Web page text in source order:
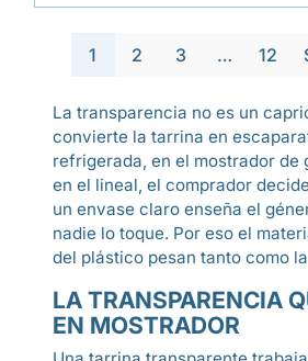
1 2 3 … 12
La transparencia no es un
convierte la tarrina en
refrigerada, en el mostrador de
en el lineal, el comprador
un envase claro enseña el
nadie lo toque. Por eso el
del plástico pesan tanto como
LA TRANSPARENCIA
EN MOSTRADOR